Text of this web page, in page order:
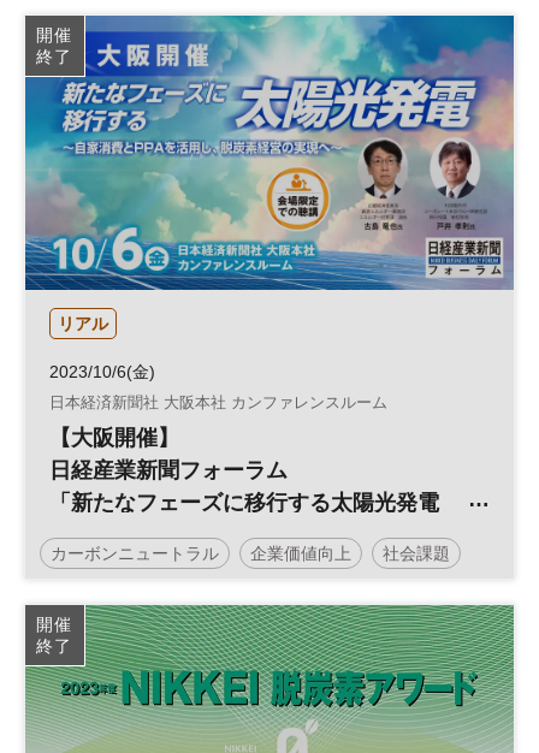
サステナビリティ 企業価値 脱炭素 環境
エネルギー サステナブル 投資 ESG
経営戦略 太陽光発電 ESG投資 参加無料
日経産業新聞フォーラム
開催
終了
リアル
2023/10/6(金)
日本経済新聞社 大阪本社 カンファレンスルーム
【大阪開催】
日経産業新聞フォーラム
「新たなフェーズに移行する太陽光発電
～自家消費とPPAを活用し、脱炭素経営の
実現へ～」
カーボンニュートラル 企業価値向上 社会課題
サステナビリティ 企業価値 脱炭素 環境
エネルギー サステナブル 投資 ESG
経営戦略 太陽光発電 ESG投資 参加無料
開催
終了